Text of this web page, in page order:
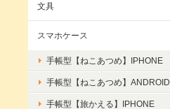
文具
スマホケース
手帳型【ねこあつめ】IPHONE
手帳型【ねこあつめ】ANDROID
手帳型【旅かえる】IPHONE